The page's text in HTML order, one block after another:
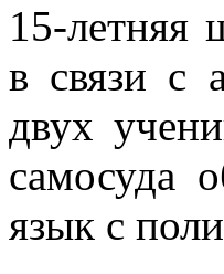
15-летняя
в связи с
двух
самосуда
язык с